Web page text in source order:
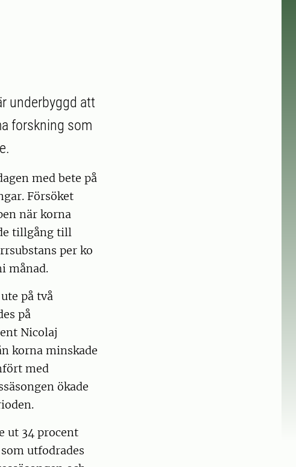
underbyggd att
forskning som
med bete på
Försöket
när korna
tillgång till
per ko
månad.
på två
på
Nicolaj
korna minskade
med
ökade
ut 34 procent
utfodrades